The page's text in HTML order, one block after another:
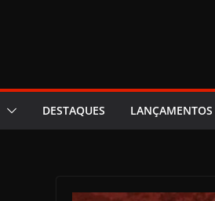
DESTAQUES LANÇAMENTOS